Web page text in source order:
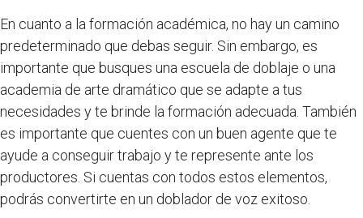
En cuanto a la formación académica, no hay un camino
predeterminado que debas seguir. Sin embargo, es
importante que busques una escuela de doblaje o una
academia de arte dramático que se adapte a tus
necesidades y te brinde la formación adecuada. También
es importante que cuentes con un buen agente que te
ayude a conseguir trabajo y te represente ante los
productores. Si cuentas con todos estos elementos,
podrás convertirte en un doblador de voz exitoso.